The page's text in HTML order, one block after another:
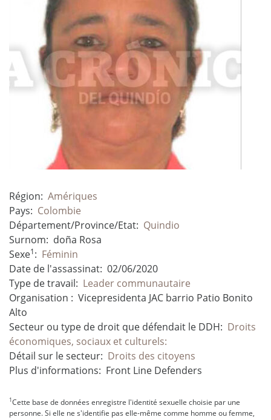
Région: Amériques
Pays: Colombie
Département/Province/Etat: Quindio
Surnom: doña Rosa
Sexe1: Féminin
Date de l'assassinat: 02/06/2020
Type de travail: Leader communautaire
Organisation : Vicepresidenta JAC barrio Patio Bonito
Alto
Secteur ou type de droit que défendait le DDH: Droits
économiques, sociaux et culturels:
Détail sur le secteur: Droits des citoyens
Plus d'informations: Front Line Defenders
1Cette base de données enregistre l'identité sexuelle choisie par une
personne. Si elle ne s'identifie pas elle-même comme homme ou femme,